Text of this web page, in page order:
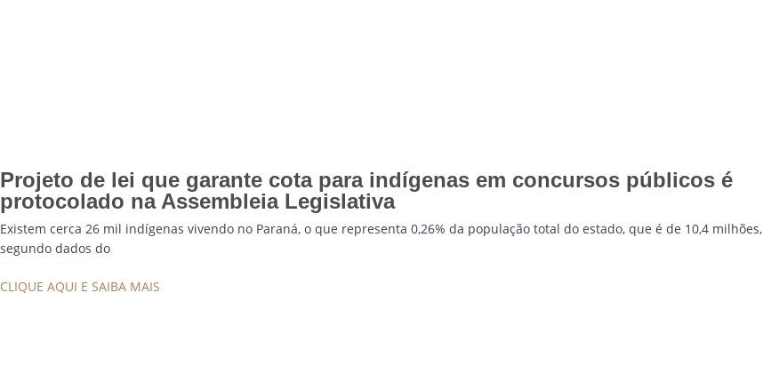
Projeto de lei que garante cota para indígenas em concursos públicos é
protocolado na Assembleia Legislativa
Existem cerca 26 mil indígenas vivendo no Paraná, o que representa 0,26% da população total do estado, que é de 10,4 milhões,
segundo dados do
CLIQUE AQUI E SAIBA MAIS